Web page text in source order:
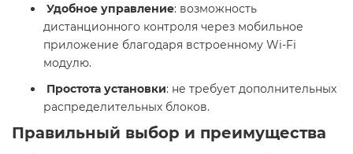
Удобное управление: возможность
дистанционного контроля через мобильное
приложение благодаря встроенному Wi-Fi
модулю.​
Простота установки: не требует дополнительных
распределительных блоков.​
Правильный выбор и преимущества